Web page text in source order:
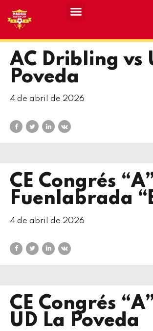
AC Dribling vs
Poveda
4 de abril de 2026
CE Congrés
Fuenlabrada
4 de abril de 2026
CE Congrés
UD La Poveda